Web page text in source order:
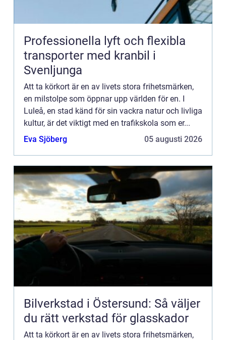
Professionella lyft och flexibla
transporter med kranbil i
Svenljunga
Att ta körkort är en av livets stora frihetsmärken,
en milstolpe som öppnar upp världen för en. I
Luleå, en stad känd för sin vackra natur och livliga
kultur, är det viktigt med en trafikskola som er...
Eva Sjöberg
05 augusti 2026
Bilverkstad i Östersund: Så väljer
du rätt verkstad för glasskador
Att ta körkort är en av livets stora frihetsmärken,